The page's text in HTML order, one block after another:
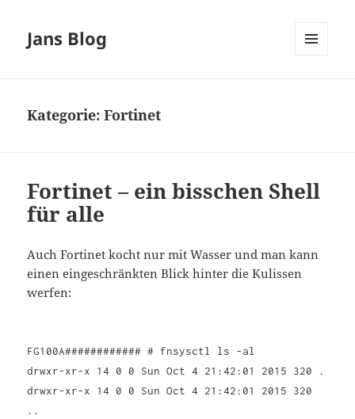
Jans Blog
Kategorie:Fortinet
Fortinet – ein bisschen Shell
für alle
Auch Fortinet kocht nur mit Wasser und man kann
einen eingeschränkten Blick hinter die Kulissen
werfen:
FG100A############ # fnsysctl ls -al
drwxr-xr-x 14 0 0 Sun Oct 4 21:42:01 2015 320 .
drwxr-xr-x 14 0 0 Sun Oct 4 21:42:01 2015 320
..